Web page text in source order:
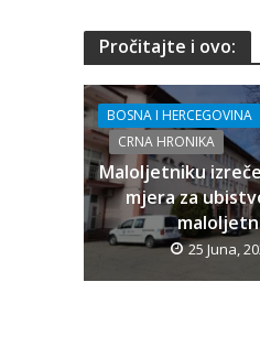
Pročitajte i ovo:
BOSNA I HERCEGOVINA
CRNA HRONIKA
Maloljetniku
mjera za
25 Juna,